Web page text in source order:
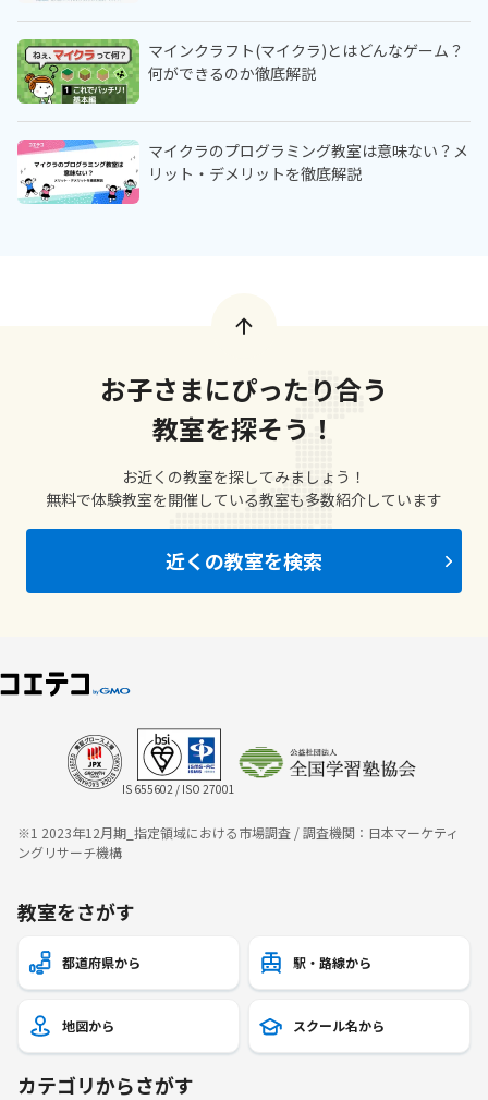
マインクラフト(マイクラ)とはどんなゲーム？
何ができるのか徹底解説
マイクラのプログラミング教室は意味ない？メ
リット・デメリットを徹底解説
お子さまにぴったり合う
教室を探そう！
お近くの教室を探してみましょう！
無料で体験教室を開催している教室も多数紹介しています
近くの教室を検索
IS 655602 / ISO 27001
※1 2023年12月期_指定領域における市場調査 / 調査機関：日本マーケティ
ングリサーチ機構
教室をさがす
都道府県から 駅・路線から
地図から スクール名から
カテゴリからさがす